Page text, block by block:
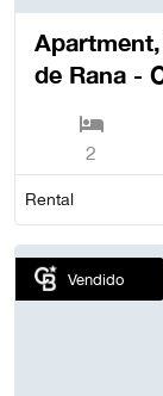
de Rana -
2
Rental
Vendido